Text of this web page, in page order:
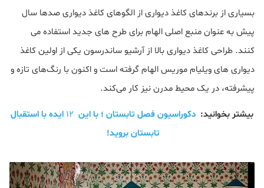
بسیاری از برندهای کاغذ دیواری از الگوهای کاغذ دیواری صدها سال
پیش به عنوان منبع اصلی الهام برای طرح های جدید استفاده می
کنند. طراحی کاغذ دیواری بالا از آرشیو ساندرسون یکی از اولین کاغذ
دیواری های ویلیام موریس الهام گرفته است و اکنون با رنگ‌های تازه و
پیشرفته، در یک محیط مدرن نیز کار می‌کند.
بیشتر بخوانید: دکوراسیون فصل تابستان ؛ با این ۱۲ ایده با استقبال
تابستان بروید!